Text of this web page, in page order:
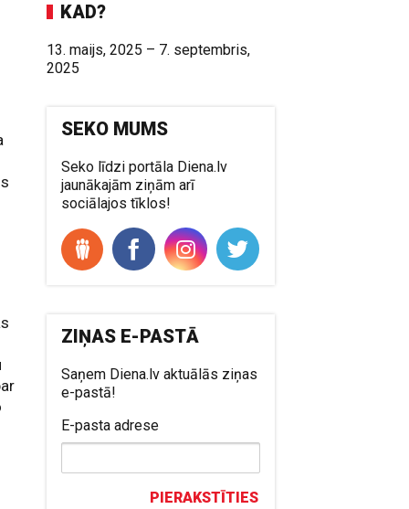
KAD?
13. maijs, 2025 – 7. septembris,
2025
SEKO MUMS
Seko līdzi portāla Diena.lv
jaunākajām ziņām arī
sociālajos tīklos!
ZIŅAS E-PASTĀ
Saņem Diena.lv aktuālās ziņas
e-pastā!
E-pasta adrese
PIERAKSTĪTIES